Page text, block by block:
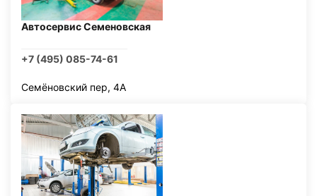
Автосервис Семеновская
+7 (495) 085-74-61
Семёновский пер, 4А